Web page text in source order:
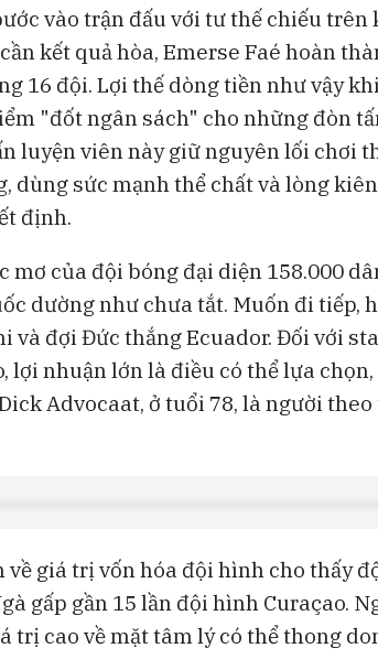
vào trận đấu với tư thế chiếu trên
kết quả hòa, Emerse Faé hoàn
16 đội. Lợi thế dòng tiền như vậy
"đốt ngân sách" cho những đòn
luyện viên này giữ nguyên lối chơi
dùng sức mạnh thể chất và lòng
định.
mơ của đội bóng đại diện 158.000
dường như chưa tắt. Muốn đi tiếp,
và đợi Đức thắng Ecuador. Đối với
lợi nhuận lớn là điều có thể lựa
Advocaat, ở tuổi 78, là người
về giá trị vốn hóa đội hình cho thấy
gấp gần 15 lần đội hình Curaçao.
trị cao về mặt tâm lý có thể thong